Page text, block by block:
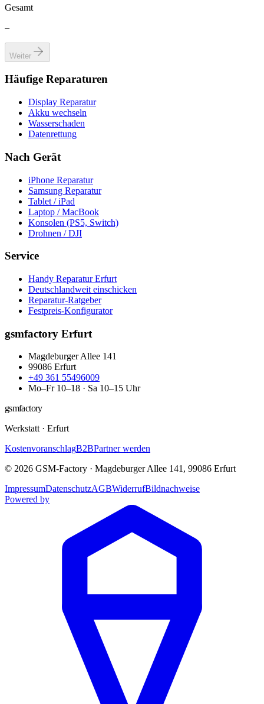
Gesamt
–
Weiter
Häufige Reparaturen
Display Reparatur
Akku wechseln
Wasserschaden
Datenrettung
Nach Gerät
iPhone Reparatur
Samsung Reparatur
Tablet / iPad
Laptop / MacBook
Konsolen (PS5, Switch)
Drohnen / DJI
Service
Handy Reparatur Erfurt
Deutschlandweit einschicken
Reparatur-Ratgeber
Festpreis-Konfigurator
gsmfactory Erfurt
Magdeburger Allee 141
99086 Erfurt
+49 361 55496009
Mo–Fr 10–18 · Sa 10–15 Uhr
gsmfactory
Werkstatt· Erfurt
KostenvoranschlagB2BPartner werden
© 2026 GSM-Factory · Magdeburger Allee 141, 99086 Erfurt
ImpressumDatenschutzAGBWiderrufBildnachweise
Powered by